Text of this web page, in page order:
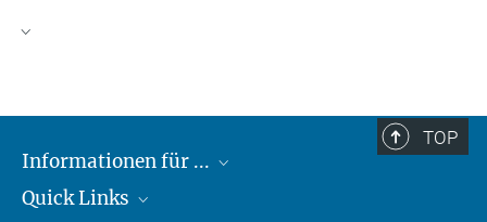
TOP
Informationen für ...
Lieferanten
Quick Links